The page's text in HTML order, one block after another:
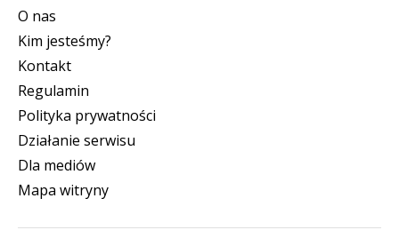
O nas
Kim jesteśmy?
Kontakt
Regulamin
Polityka prywatności
Działanie serwisu
Dla mediów
Mapa witryny